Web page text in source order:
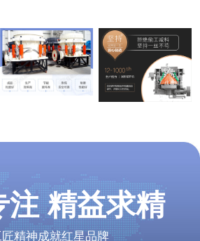
精益求精
精神成就红星品牌